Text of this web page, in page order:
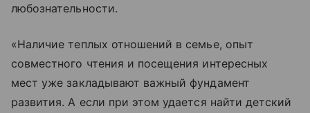
любознательности.
«Наличие теплых отношений в семье, опыт
совместного чтения и посещения интересных
мест уже закладывают важный фундамент
развития. А если при этом удается найти детский